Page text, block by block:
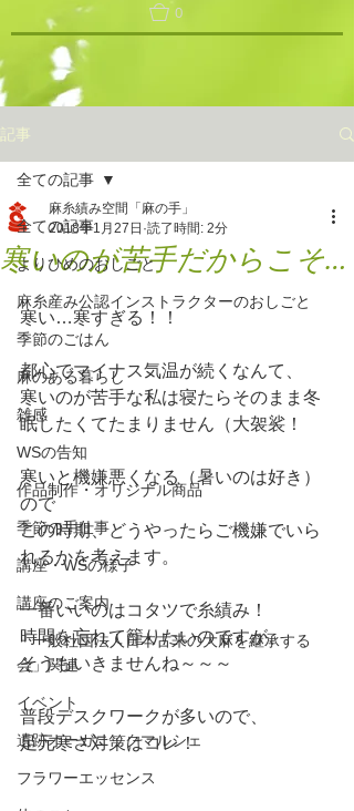
0
記事
全ての記事
よりひめのおしごと
麻糸産み公認インストラクターのおしごと
季節のごはん
麻のある暮らし
雑感
WSの告知
作品制作・オリジナル商品
季節の手仕事
講座・WSの様子
講座のご案内
「一般社団法人日本古来の大麻を継承する
会」関連
イベント
遺跡オーガニックマルシェ
フラワーエッセンス
全ての記事
寒いのが苦手だからこそ…
麻糸績み空間「麻の手」
2018年1月27日 読了時間: 2分
寒い…寒すぎる！！
都心でマイナス気温が続くなんて、
寒いのが苦手な私は寝たらそのまま冬
眠したくてたまりません（大袈裟！
寒いと機嫌悪くなる（暑いのは好き）
ので
この時期、どうやったらご機嫌でいら
れるかを考えます。
一番いいのはコタツで糸績み！
時間を忘れて籠りたいのですが、
そうもいきませんね～～～
普段デスクワークが多いので、
足元寒さ対策はコレ！